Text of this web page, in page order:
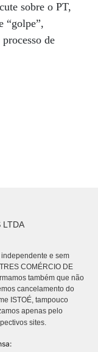
sobre o PT,
“golpe”,
de
LTDA
independente e sem
COMÉRCIO DE
também que não
cancelamento do
ISTOÉ, tampouco
apenas pelo
sites.